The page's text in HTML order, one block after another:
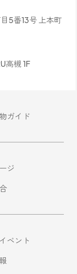
5番13号 上本町
高槻 1F
ガイド
ジ
ベント